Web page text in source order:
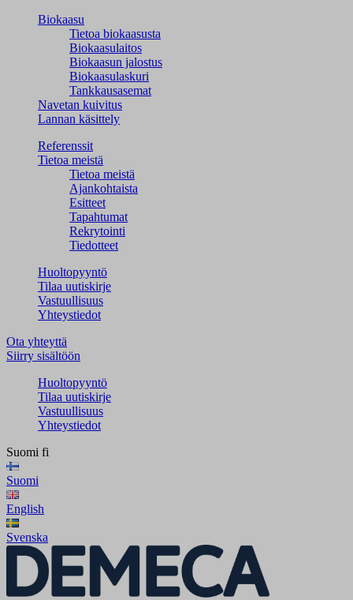
Biokaasu
Tietoa biokaasusta
Biokaasulaitos
Biokaasun jalostus
Biokaasulaskuri
Tankkausasemat
Navetan kuivitus
Lannan käsittely
Referenssit
Tietoa meistä
Tietoa meistä
Ajankohtaista
Esitteet
Tapahtumat
Rekrytointi
Tiedotteet
Huoltopyyntö
Tilaa uutiskirje
Vastuullisuus
Yhteystiedot
Ota yhteyttä
Siirry sisältöön
Huoltopyyntö
Tilaa uutiskirje
Vastuullisuus
Yhteystiedot
Suomi fi
Suomi
English
Svenska